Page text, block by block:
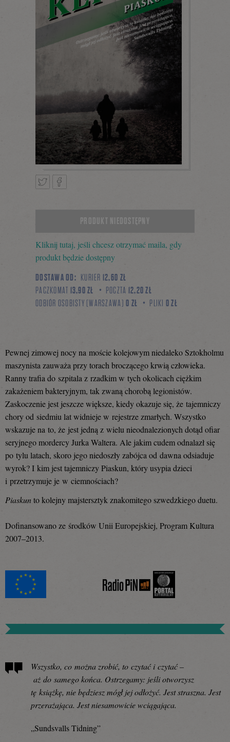
się
na
PRODUKT NIEDOSTĘPNY
Kliknij tutaj, jeśli chcesz otrzymać maila, gdy
produkt będzie dostępny
DOSTAWA OD: KURIER 12,60 ZŁ
PACZKOMAT 13,90 ZŁ POCZTA 12,20 ZŁ
ODBIÓR OSOBISTY (WARSZAWA) 0 ZŁ PLIKI 0 ZŁ
Pewnej zimowej nocy na moście kolejowym niedaleko Sztokholmu
maszynista zauważa przy torach broczącego krwią człowieka.
Ranny trafia do szpitala z rzadkim w tych okolicach ciężkim
zakażeniem bakteryjnym, tak zwaną chorobą legionistów.
Zaskoczenie jest jeszcze większe, kiedy okazuje się, że tajemniczy
chory od siedmiu lat widnieje w rejestrze zmarłych. Wszystko
wskazuje na to, że jest jedną z wielu nieodnalezionych dotąd ofiar
seryjnego mordercy Jurka Waltera. Ale jakim cudem odnalazł się
po tylu latach, skoro jego niedoszły zabójca od dawna odsiaduje
wyrok? I kim jest tajemniczy Piaskun, który usypia dzieci
i przetrzymuje je w ciemnościach?
Piaskunto kolejny majstersztyk znakomitego szwedzkiego duetu.
Dofinansowano ze środków Unii Europejskiej, Program Kultura
2007–2013.
Wszystko, co można zrobić, to czytać i czytać –
aż do samego końca. Ostrzegamy: jeśli otworzysz
tę książkę, nie będziesz mógł jej odłożyć. Jest straszna. Jest
przerażająca. Jest niesamowicie wciągająca.
„Sundsvalls Tidning”